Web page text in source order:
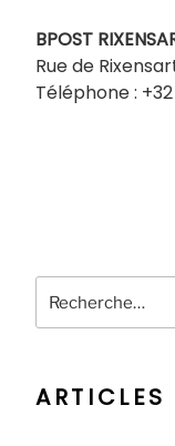
BPOST
Rue de
Téléphone : +32
pour
ARTICLES